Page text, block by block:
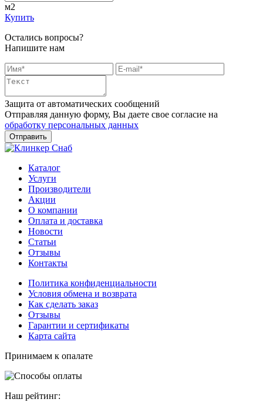
м2
Купить
Остались вопросы?
Напишите нам
Защита от автоматических сообщений
Отправляя данную форму, Вы даете свое согласие на
обработку персональных данных
Каталог
Услуги
Производители
Акции
О компании
Оплата и доставка
Новости
Статьи
Отзывы
Контакты
Политика конфиденциальности
Условия обмена и возврата
Как сделать заказ
Отзывы
Гарантии и сертификаты
Карта сайта
Принимаем к опалате
Наш рейтинг: